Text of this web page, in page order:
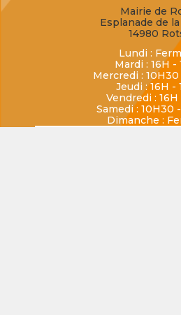
Mairie de
Esplanade de
14980
Lundi :
Mardi : 16H -
Mercredi : 10H30
Jeudi : 16H -
Vendredi : 16H
Samedi : 10H30
Dimanche :